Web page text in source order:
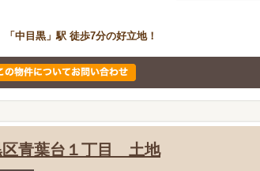
「中目黒」駅 徒歩7分の好立地！
区青葉台１丁目 土地